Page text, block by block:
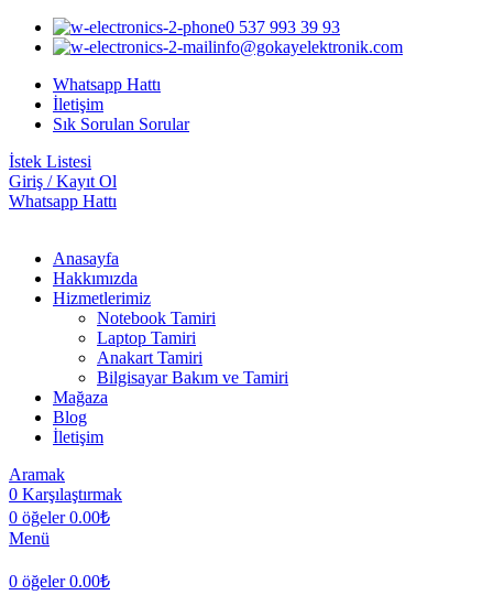
0 537 993 39 93
info@gokayelektronik.com
Whatsapp Hattı
İletişim
Sık Sorulan Sorular
İstek Listesi
Giriş / Kayıt Ol
Whatsapp Hattı
Anasayfa
Hakkımızda
Hizmetlerimiz
Notebook Tamiri
Laptop Tamiri
Anakart Tamiri
Bilgisayar Bakım ve Tamiri
Mağaza
Blog
İletişim
Aramak
0 Karşılaştırmak
0 öğeler 0.00₺
Menü
0 öğeler 0.00₺